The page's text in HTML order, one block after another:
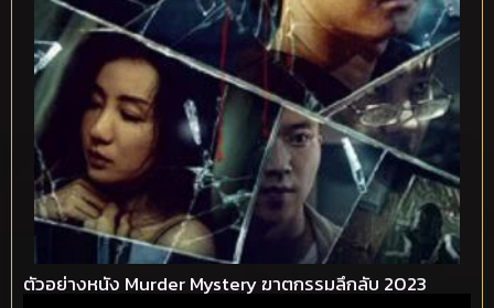
ตัวอย่างหนัง Murder Mystery ฆาตกรรมลึกลับ 2023